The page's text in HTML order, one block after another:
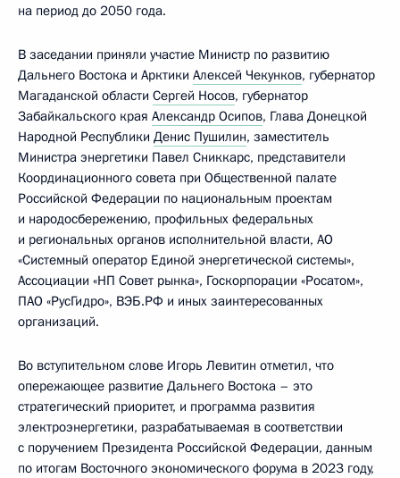
на период до 2050 года.
В заседании приняли участие Министр по развитию
Дальнего Востока и Арктики Алексей Чекунков, губернатор
Магаданской области Сергей Носов, губернатор
Забайкальского края Александр Осипов, Глава Донецкой
Народной Республики Денис Пушилин, заместитель
Министра энергетики Павел Сниккарс, представители
Координационного совета при Общественной палате
Российской Федерации по национальным проектам
и народосбережению, профильных федеральных
и региональных органов исполнительной власти, АО
«Системный оператор Единой энергетической системы»,
Ассоциации «НП Совет рынка», Госкорпорации «Росатом»,
ПАО «РусГидро», ВЭБ.РФ и иных заинтересованных
организаций.
Во вступительном слове Игорь Левитин отметил, что
опережающее развитие Дальнего Востока – это
стратегический приоритет, и программа развития
электроэнергетики, разрабатываемая в соответствии
с поручением Президента Российской Федерации, данным
по итогам Восточного экономического форума в 2023 году,